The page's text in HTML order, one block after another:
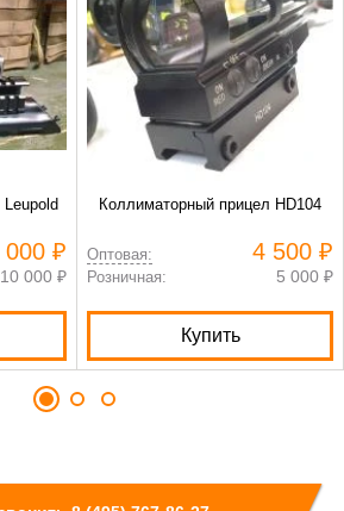
000 ₽
10 000 ₽
Коллиматорный прицел HD104
Оптовая: 4 500 ₽
Розничная: 5 000 ₽
Купить